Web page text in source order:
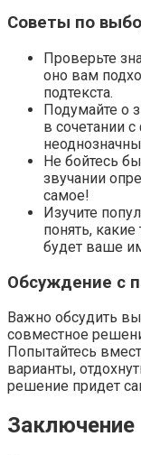
Советы по
Проверьте
оно вам
подтекста.
Подумайте о
в сочетании
Не бойтесь
звучании
самое!
Изучите
понять,
будет ваше
Обсуждение с
Важно обсудить
совместное
Попытайтесь
варианты,
решение придет
Заключение